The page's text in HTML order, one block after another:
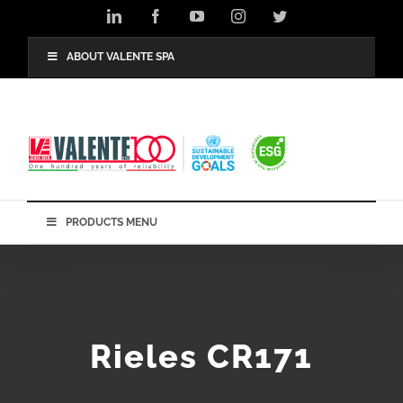
LinkedIn FacebookYouTubeInstagramTwitter
ABOUT VALENTE SPA
PRODUCTS MENU
Rieles CR171